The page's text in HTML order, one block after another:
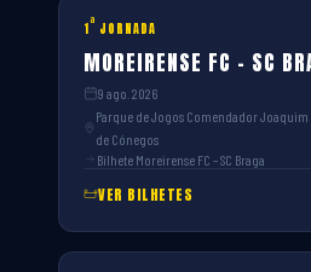
1ª JORNADA
MOREIRENSE FC – SC
9 ago. 2026
Parque de Jogos Comendador Joaquim
de Cónegos
Bilhete Moreirense FC – SC Braga
VER BILHETES